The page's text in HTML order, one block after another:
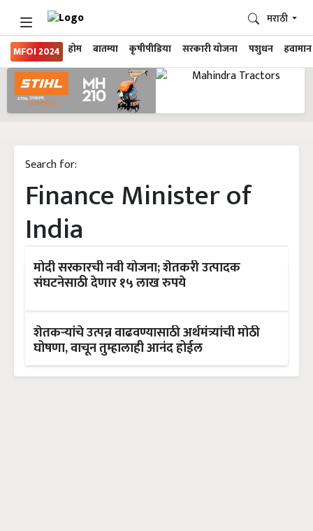
MFOI 2024 होम बातम्या कृषीपीडिया सरकारी योजना पशुधन हवामान
मराठी
Search for:
Finance Minister of
India
मोदी सरकारची नवी योजना; शेतकरी उत्पादक
संघटनेसाठी देणार १५ लाख रुपये
शेतकऱ्यांचे उत्पन्न वाढवण्यासाठी अर्थमंत्र्यांची मोठी
घोषणा, वाचून तुम्हालाही आनंद होईल